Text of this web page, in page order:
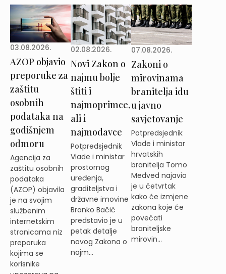
03.08.2026.
AZOP objavio
preporuke za
zaštitu
osobnih
podataka na
godišnjem
odmoru
Agencija za
zaštitu osobnih
podataka
(AZOP) objavila
je na svojim
službenim
internetskim
stranicama niz
preporuka
kojima se
korisnike
02.08.2026.
Novi Zakon o
najmu bolje
štiti i
najmoprimce,
ali i
najmodavce
Potpredsjednik
Vlade i ministar
prostornog
uređenja,
graditeljstva i
državne imovine
Branko Bačić
predstavio je u
petak detalje
novog Zakona o
najm...
07.08.2026.
Zakoni o
mirovinama
branitelja idu
u javno
savjetovanje
Potpredsjednik
Vlade i ministar
hrvatskih
branitelja Tomo
Medved najavio
je u četvrtak
kako će izmjene
zakona koje će
povećati
braniteljske
mirovin...